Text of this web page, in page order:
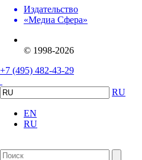
Издательство
«Медиа Сфера»
© 1998-2026
+7 (495) 482-43-29
RU
EN
RU